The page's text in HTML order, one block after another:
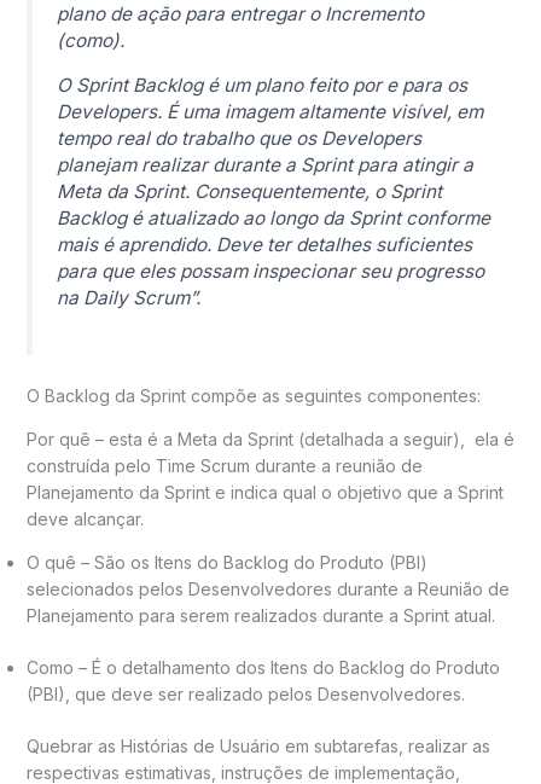
plano de ação para entregar o Incremento
(como).
O Sprint Backlog é um plano feito por e para os
Developers. É uma imagem altamente visível, em
tempo real do trabalho que os Developers
planejam realizar durante a Sprint para atingir a
Meta da Sprint. Consequentemente, o Sprint
Backlog é atualizado ao longo da Sprint conforme
mais é aprendido. Deve ter detalhes suficientes
para que eles possam inspecionar seu progresso
na Daily Scrum”.
O Backlog da Sprint compõe as seguintes componentes:
Por quê – esta é a Meta da Sprint (detalhada a seguir), ela é
construída pelo Time Scrum durante a reunião de
Planejamento da Sprint e indica qual o objetivo que a Sprint
deve alcançar.
O quê – São os Itens do Backlog do Produto (PBI)
selecionados pelos Desenvolvedores durante a Reunião de
Planejamento para serem realizados durante a Sprint atual.
Como – É o detalhamento dos Itens do Backlog do Produto
(PBI), que deve ser realizado pelos Desenvolvedores.
Quebrar as Histórias de Usuário em subtarefas, realizar as
respectivas estimativas, instruções de implementação,